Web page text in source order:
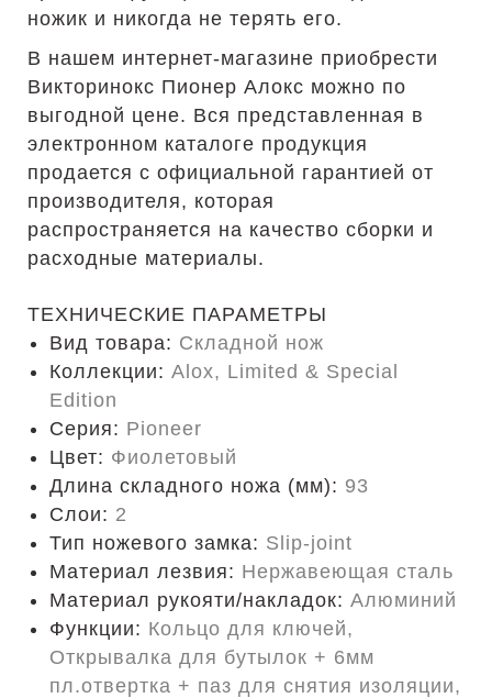
ножик и никогда не терять его.
В нашем интернет-магазине приобрести
Викторинокс Пионер Алокс можно по
выгодной цене. Вся представленная в
электронном каталоге продукция
продается с официальной гарантией от
производителя, которая
распространяется на качество сборки и
расходные материалы.
ТЕХНИЧЕСКИЕ ПАРАМЕТРЫ
Вид товара: Складной нож
Коллекции: Alox, Limited & Special
Edition
Серия: Pioneer
Цвет: Фиолетовый
Длина складного ножа (мм): 93
Слои: 2
Тип ножевого замка: Slip-joint
Материал лезвия: Нержавеющая сталь
Материал рукояти/накладок: Алюминий
Функции: Кольцо для ключей,
Открывалка для бутылок + 6мм
пл.отвертка + паз для снятия изоляции,